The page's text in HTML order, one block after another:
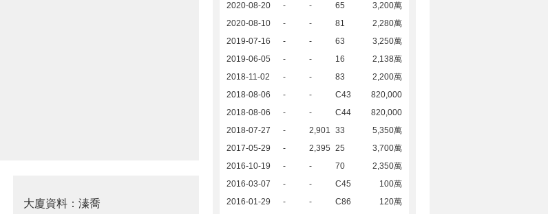
大廈資料：溱喬
2020-08-20
- - 65
3,200萬
2020-08-10
- - 81
2,280萬
2019-07-16
- - 63
3,250萬
2019-06-05
- - 16
2,138萬
2018-11-02
- - 83
2,200萬
2018-08-06
- - C43
820,000
2018-08-06
- - C44
820,000
2018-07-27
- 2,901 33
5,350萬
2017-05-29
- 2,395 25
3,700萬
2016-10-19
- - 70
2,350萬
2016-03-07
- - C45
100萬
2016-01-29
- - C86
120萬